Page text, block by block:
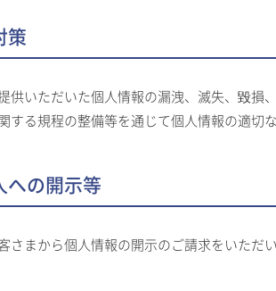
策
供いただいた個人情報の漏洩、滅失、毀損
する規程の整備等を通じて個人情報の適切
への開示等
さまから個人情報の開示のご請求をいただ